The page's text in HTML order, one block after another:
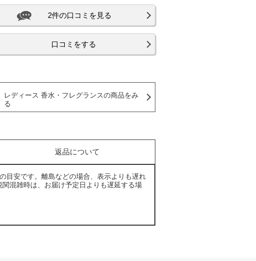
2件の口コミを見る
口コミをする
レディース 香水・フレグランスの商品をみ
る
返品について
目安です。離島などの場合、表示よりも遅れ
混雑時は、お届け予定日よりも遅延する場